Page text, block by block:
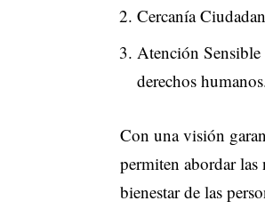
Cercanía
Atención
derechos
Con una visión
permiten abordar las
bienestar de las